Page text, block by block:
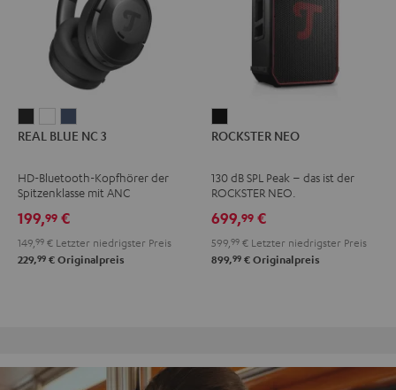
BLUE
3
Night
Black
BLUE
3
Pearl
White
BLUE
3
Steel
REAL BLUE NC 3
HD-Bluetooth-Kopfhörer der
Spitzenklasse mit ANC
199,99 €
149, 99 € Letzter niedrigster Preis
229,99 € Originalpreis
NEO
ROCKSTER NEO
130 dB SPL Peak – das ist der
ROCKSTER NEO.
699,99 €
599, 99 € Letzter niedrigster Preis
899,99 € Originalpreis